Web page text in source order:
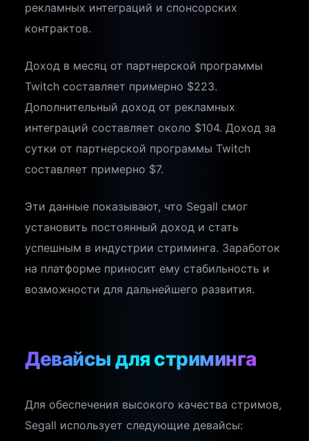
рекламных интеграций и спонсорских
контрактов.
Доход в месяц от партнерской программы
Twitch составляет примерно $223.
Дополнительный доход от рекламных
интеграций составляет около $104. Доход за
сутки от партнерской программы Twitch
составляет примерно $7.
Эти данные показывают, что Segall смог
установить постоянный доход и стать
успешным в индустрии стриминга. Заработок
на платформе приносит ему стабильность и
возможности для дальнейшего развития.
Девайсы для стриминга
Для обеспечения высокого качества стримов,
Segall использует следующие девайсы: